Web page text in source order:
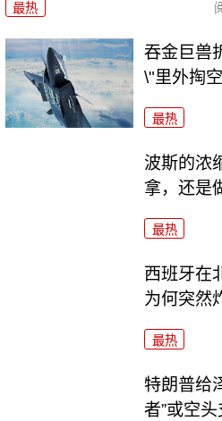
最热
吞金巨兽
\"里外掏
最热
波斯的浓
拿，还是
最热
西班牙在
为何突然
最热
特朗普给
者”或空